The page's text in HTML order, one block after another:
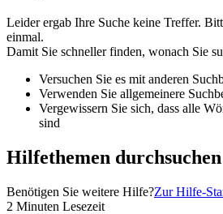
Leider ergab Ihre Suche keine Treffer.
einmal.
Damit Sie schneller finden, wonach Sie
Versuchen Sie es mit anderen
Verwenden Sie allgemeinere
Vergewissern Sie sich, dass alle
sind
Hilfethemen durchsuchen
Benötigen Sie weitere Hilfe?Zur Hilfe-
2 Minuten Lesezeit